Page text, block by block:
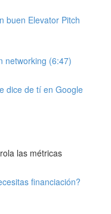
buen Elevator Pitch
networking (6:47)
dice de tí en Google
las métricas
financiación?